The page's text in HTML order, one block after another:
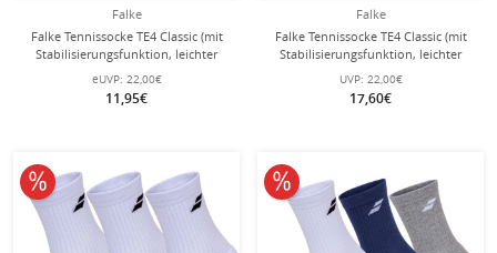
Falke
Falke Tennissocke TE4 Classic (mit
Stabilisierungsfunktion, leichter
Dämpfung) weiss/blau Damen - 1
Paar
eUVP: 22,00€
11,95€
Falke
Falke Tennissocke TE4 Classic (mit
Stabilisierungsfunktion, leichter
Dämpfung) weiss/rot Damen - 1
Paar
UVP: 22,00€
17,60€
10% reduziert 10% reduziert